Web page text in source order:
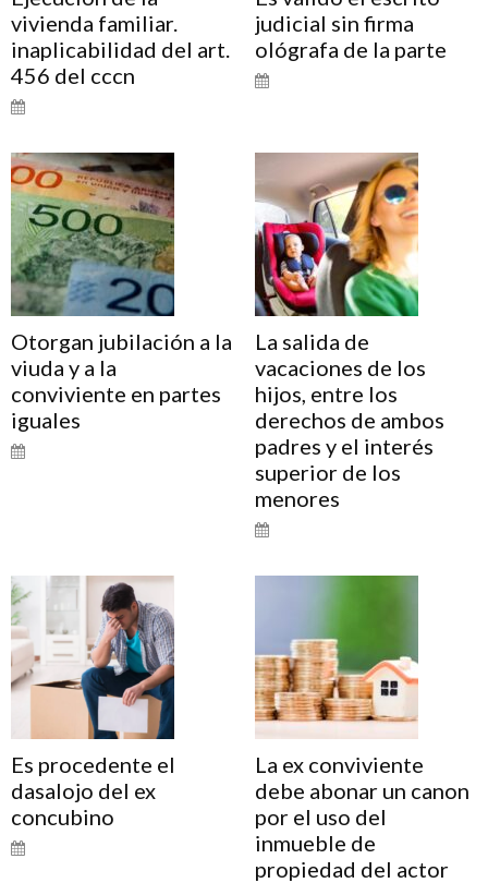
vivienda familiar.
inaplicabilidad del art.
456 del cccn
judicial sin firma
ológrafa de la parte
Otorgan jubilación a la
viuda y a la
conviviente en partes
iguales
La salida de
vacaciones de los
hijos, entre los
derechos de ambos
padres y el interés
superior de los
menores
Es procedente el
dasalojo del ex
concubino
La ex conviviente
debe abonar un canon
por el uso del
inmueble de
propiedad del actor